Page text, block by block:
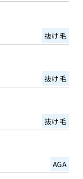
抜け毛
抜け毛
抜け毛
AGA